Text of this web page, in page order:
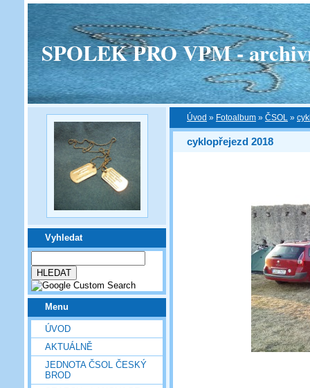
SPOLEK PRO VPM -
Vyhledat
Menu
ÚVOD
AKTUÁLNĚ
JEDNOTA ČSOL ČESKÝ
BROD
Úvod » Fotoalbum » ČSOL »
cyklopřejezd 2018